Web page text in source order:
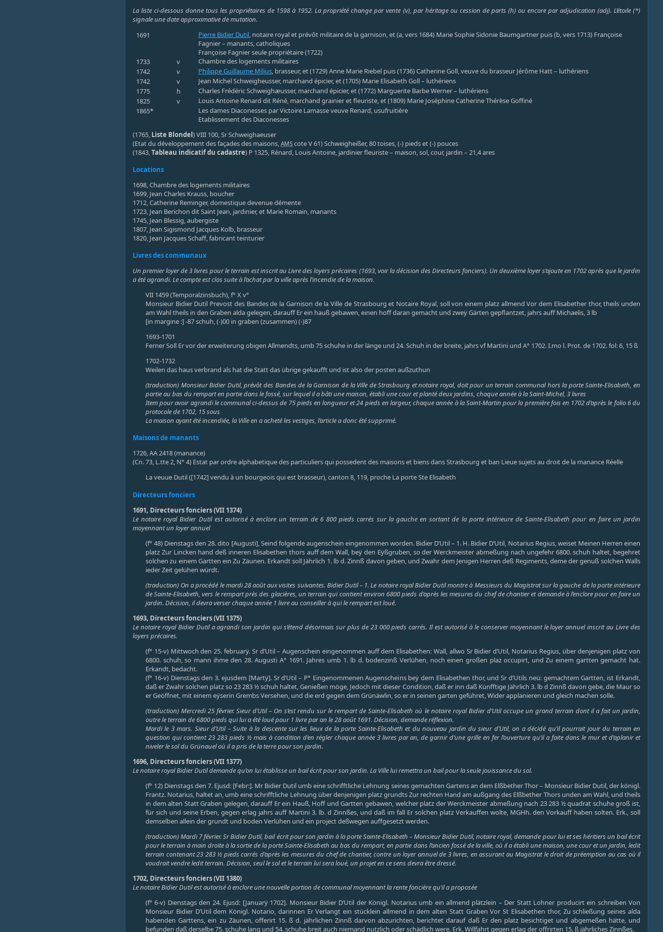
La liste ci-dessous donne tous les propriétaires de 1598 à 1952. La propriété change par vente (v), par héritage ou cession de parts (h) ou encore par adjudication (adj). L’étoile (*)
signale une date approximative de mutation.
1691
Pierre Bidier Dutil , notaire royal et prévôt militaire de la garnison, et (a, vers 1684) Marie Sophie Sidonie Baumgartner puis (b, vers 1713) Françoise
Fagnier – manants, catholiques
Françoise Fagnier seule propriétaire (1722)
1733
v
Chambre des logements militaires
1742
v Philippe Guillaume Milius , brasseur, et (1729) Anne Marie Riebel puis (1736) Catherine Goll, veuve du brasseur Jérôme Hatt – luthériens
1742
v
Jean Michel Schweigheusser, marchand épicier, et (1705) Marie Elisabeth Goll – luthériens
1775
h
Charles Frédéric Schweighæusser, marchand épicier, et (1772) Marguerite Barbe Werner – luthériens
1825
v
Louis Antoine Renard dit Réné, marchand grainier et fleuriste, et (1809) Marie Joséphine Catherine Thérèse Goffiné
1865*
Les dames Diaconesses par Victoire Lamasse veuve Renard, usufruitière
Etablissement des Diaconesses
(1765, Liste Blondel) VIII 100, Sr Schweighaeuser
(Etat du développement des façades des maisons, AMScote V 61) Schweigheißer, 80 toises, (-) pieds et (-) pouces
(1843, Tableau indicatif du cadastre) P 1325, Rénard, Louis Antoine, jardinier fleuriste – maison, sol, cour, jardin – 21,4 ares
Locations
1698, Chambre des logements militaires
1699, Jean Charles Krauss, boucher
1712, Catherine Reminger, domestique devenue démente
1723, Jean Berichon dit Saint Jean, jardinier, et Marie Romain, manants
1745, Jean Blessig, aubergiste
1807, Jean Sigismond Jacques Kolb, brasseur
1820, Jean Jacques Schaff, fabricant teinturier
Livres des communaux
Un premier loyer de 3 livres pour le terrain est inscrit au Livre des loyers précaires (1693, voir la décision des Directeurs fonciers). Un deuxième loyer s’ajoute en 1702 après que le jardin
a été agrandi. Le compte est clos suite à l’achat par la ville après l’incendie de la maison.
VII 1459 (Temporalzinsbuch), f° X v°
Monsieur Bidier Dutil Prevost des Bandes de la Garnison de la Ville de Strasbourg et Notaire Royal, soll von einem platz allmend Vor dem Elisabether thor, theils unden
am Wahl theils in den Graben alda gelegen, darauff Er ein hauß gebawen, einen hoff daran gemacht und zweÿ Gärten gepflantzet, jahrs auff Michaelis, 3 lb
[in margine :] -87 schuh, (-)00 in graben (zusammen) (-)87
1693-1701
Ferner Soll Er vor der erweiterung obigen Allmendts, umb 75 schuhe in der länge und 24. Schuh in der breite, jahrs vf Martini und A° 1702. I.mo l. Prot. de 1702. fol: 6, 15 ß
1702-1732
Weilen das haus verbrand als hat die Statt das übrige gekaufft und ist also der posten außzuthun
(traduction) Monsieur Bidier Dutil, prévôt des Bandes de la Garnison de la Ville de Strasbourg et notaire royal, doit pour un terrain communal hors la porte Sainte-Elisabeth, en
partie au bas du rempart en partie dans le fossé, sur lequel il a bâti une maison, établi une cour et planté deux jardins, chaque année à la Saint-Michel, 3 livres
Item pour avoir agrandi le communal ci-dessus de 75 pieds en longueur et 24 pieds en largeur, chaque année à la Saint-Martin pour la première fois en 1702 d’après le folio 6 du
protocole de 1702, 15 sous
La maison ayant été incendiée, la Ville en a acheté les vestiges, l’article a donc été supprimé.
Maisons de manants
1726, AA 2418 (manance)
(Cn. 73, L.tte 2, N° 4) Estat par ordre alphabetique des particuliers qui possedent des maisons et biens dans Strasbourg et ban Lieue sujets au droit de la manance Réelle
La veuue Dutil ([1742] vendu à un bourgeois qui est brasseur), canton 8, 119, proche La porte Ste Elisabeth
Directeurs fonciers
1691, Directeurs fonciers (VII 1374)
Le notaire royal Bidier Dutil est autorisé à enclore un terrain de 6 800 pieds carrés sur la gauche en sortant de la porte intérieure de Sainte-Elisabeth pour en faire un jardin
moyennant un loyer annuel
(f° 48) Dienstags den 28. dito [Augusti], Seind folgende augenschein eingenommen worden. Bidier D’Util – 1. H. Bidier D’Util, Notarius Regius, weiset Meinen Herren einen
platz Zur Lincken hand deß inneren Elisabethen thors auff dem Wall, beÿ den Eÿßgruben, so der Werckmeister abmeßung nach ungefehr 6800. schuh haltet, begehret
solchen zu einem Gartten ein Zu Zäunen. Erkandt soll Jährlich 1. lb d. Zinnß davon geben, und Zwahr dem Jenigen Herren deß Regiments, deme der genuß solchen Walls
ieder Zeit gelühen würdt.
(traduction) On a procédé le mardi 28 août aux visites suivantes. Bidier Dutil – 1. Le notaire royal Bidier Dutil montre à Messieurs du Magistrat sur la gauche de la porte intérieure
de Sainte-Elisabeth, vers le rempart près des glacières, un terrain qui contient environ 6800 pieds d’après les mesures du chef de chantier et demande à l’enclore pour en faire un
jardin. Décision, il devra verser chaque année 1 livre au conseiller à qui le rempart est loué.
1693, Directeurs fonciers (VII 1375)
Le notaire royal Bidier Dutil a agrandi son jardin qui s’étend désormais sur plus de 23 000 pieds carrés. Il est autorisé à le conserver moyennant le loyer annuel inscrit au Livre des
loyers précaires.
(f° 15-v) Mittwoch den 25. februarÿ. Sr d’Util – Augenschein eingenommen auff dem Elisabethen: Wall, allwo Sr Bidier d’Util, Notarius Regius, über denjenigen platz von
6800. schuh, so mann ihme den 28. Augusti A° 1691. Jahres umb 1. lb d. bodenzinß Verlühen, noch einen großen plaz occupirt, und Zu einem gartten gemacht hat.
Erkandt, bedacht.
(f° 16-v) Dienstags den 3. ejusdem [Martÿ]. Sr d’Util – P° Eingenommenen Augenscheins beÿ dem Elisabethen thor, und Sr d’Utils neü: gemachtem Gartten, ist Erkandt,
daß er Zwahr solchen platz so 23 283 ½ schuh haltet, Genießen möge, Jedoch mit dieser Condition, daß er inn daß Künfftige Jährlich 3. lb d Zinnß davon gebe, die Maur so
er Geöffnet, mit einem eÿserin Grembs Versehen, und die erd gegen dem Grünäwlin, so er in seinen garten geführet, Wider applanieren und gleich machen solle.
(traduction) Mercredi 25 février. Sieur d’Util – On s’est rendu sur le rempart de Sainte-Elisabeth où le notaire royal Bidier d’Util occupe un grand terrain dont il a fait un jardin,
outre le terrain de 6800 pieds qui lui a été loué pour 1 livre par an le 28 août 1691. Décision, demande réflexion.
Mardi le 3 mars. Sieur d’Util – Suite à la descente sur les lieux de la porte Sainte-Elisabeth et du nouveau jardin du sieur d’Util, on a décidé qu’il pourrait jouir du terrain en
question qui contient 23 283 pieds ½ mais à condition d’en régler chaque année 3 livres par an, de garnir d’une grille en fer l’ouverture qu’il a faite dans le mur et d’aplanir et
niveler le sol du Grünauel où il a pris de la terre pour son jardin.
1696, Directeurs fonciers (VII 1377)
Le notaire royal Bidier Dutil demande qu’on lui établisse un bail écrit pour son jardin. La Ville lui remettra un bail pour la seule jouissance du sol.
(f° 12) Dienstags den 7. Ejusd: [Febr:]. Mr Bidier Dutil umb eine schrifftliche Lehnung seines gemachten Gartens an dem Elßbether Thor – Monsieur Bidier Dutil, der königl.
Frantz. Notarius, haltet an, umb eine schrifftliche Lehnung über denjenigen platz grundts Zur rechten Hand am außgang des Elßbether Thors unden am Wahl, und theils
in dem alten Statt Graben gelegen, darauff Er ein Hauß, Hoff und Gartten gebawen, welcher platz der Werckmeister abmeßung nach 23 283 ½ quadrat schuhe groß ist,
für sich und seine Erben, gegen erlag jahrs auff Martini 3. lb. d Zinnßes, und daß im fall Er solchen platz Verkauffen wolte, MGHh. den Vorkauff haben solten. Erk., soll
demselben allein der grundt und boden Verlühen und ein project deßwegen auffgesetzt werden.
(traduction) Mardi 7 février. Sr Bidier Dutil, bail écrit pour son jardin à la porte Sainte-Elisabeth – Monsieur Bidier Dutil, notaire royal, demande pour lui et ses héritiers un bail écrit
pour le terrain à main droite à la sortie de la porte Sainte-Elisabeth au bas du rempart, en partie dans l’ancien fossé de la ville, où il a établi une maison, une cour et un jardin, ledit
terrain contenant 23 283 ½ pieds carrés d’après les mesures du chef de chantier, contre un loyer annuel de 3 livres, en assurant au Magistrat le droit de préemption au cas où il
voudrait vendre ledit terrain. Décision, seul le sol et le terrain lui sera loué, un projet en ce sens devra être dressé.
1702, Directeurs fonciers (VII 1380)
Le notaire Bidier Dutil est autorisé à enclore une nouvelle portion de communal moyennant la rente foncière qu’il a proposée
(f° 6-v) Dienstags den 24. Ejusd: [Januarÿ 1702]. Monsieur Bidier D’Util der Königl. Notarius umb ein allmend plätzlein – Der Statt Lohner producirt ein schreiben Von
Monsieur Bidier D’Util dem Königl. Notario, darinnen Er Verlangt ein stücklein allmend in dem alten Statt Graben Vor St Elisabethen thor, Zu schließung seines alda
habenden Garttens, ein zu Zäunen, offerirt 15. ß d. jährlichen Zinnß darvon abzurichten, berichtet darauf daß Er den platz besichtiget und abgemeßen hätte, und
befunden daß derselbe 75. schuhe lang und 54. schuhe breit auch niemand nutzlich oder schädlich were. Erk. Willfahrt gegen erlag der offrirten 15. ß jährliches Zinnßes.